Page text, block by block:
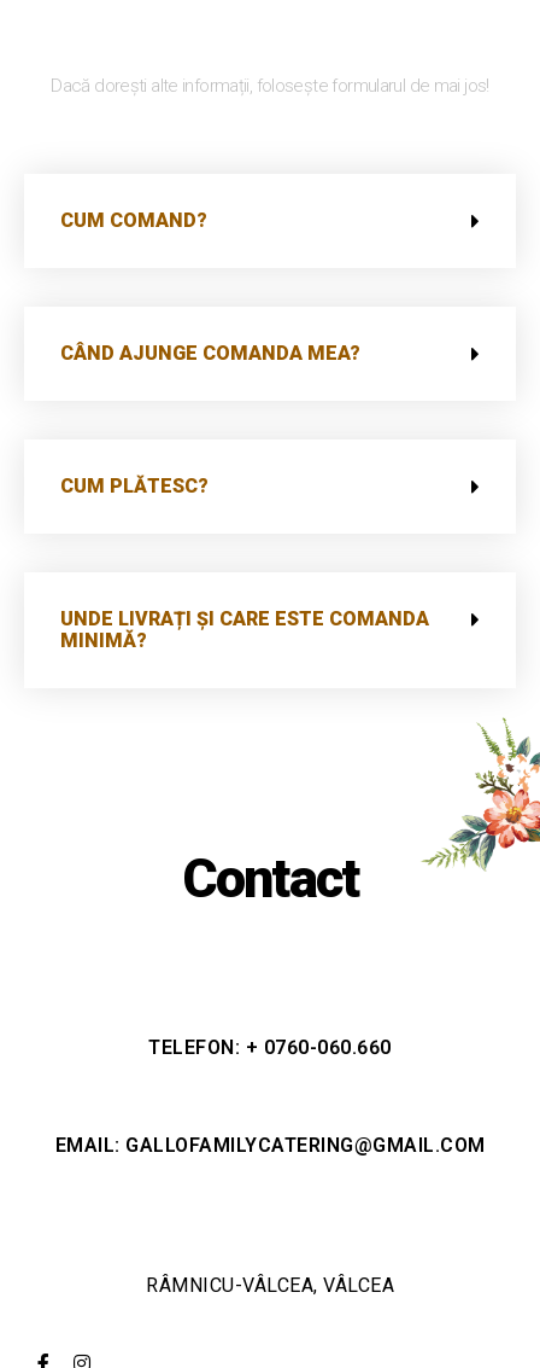
Dacă dorești alte informații, folosește formularul de mai jos!
CUM COMAND?
CÂND AJUNGE COMANDA MEA?
CUM PLĂTESC?
UNDE LIVRAȚI ȘI CARE ESTE COMANDA
MINIMĂ?
Contact
TELEFON: + 0760-060.660
EMAIL: GALLOFAMILYCATERING@GMAIL.COM
RÂMNICU-VÂLCEA, VÂLCEA